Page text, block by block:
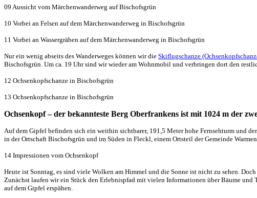
09 Aussicht vom Märchenwanderweg auf Bischofsgrün
10 Vorbei an Felsen auf dem Märchenwanderweg in Bischofsgrün
11 Vorbei an Wassergräben auf dem Märchenwanderweg in Bischofsgrün
Nur ein wenig abseits des Wanderweges können wir die Skiflugschanze
Bischofsgrün. Um ca. 19 Uhr sind wir wieder am Wohnmobil und verbringen dort den
12 Ochsenkopfschanze in Bischofsgrün
13 Ochsenkopfschanze in Bischofsgrün
Ochsenkopf – der bekannteste Berg Oberfrankens ist mit 1024 m der
Auf dem Gipfel befinden sich ein weithin sichtbarer, 191,5 Meter hohe Fernsehturm und
in der Ortschaft Bischofsgrün und im Süden in Fleckl, einem Ortsteil der Gemeinde
14 Impressionen vom Ochsenkopf
Heute ist Sonntag, es sind viele Wolken am Himmel und die Sonne ist nicht zu sehen.
Zunächst laufen wir ein Stück den Erlebnispfad mit vielen Informationen über Bäume
auf dem Gipfel erspähen.